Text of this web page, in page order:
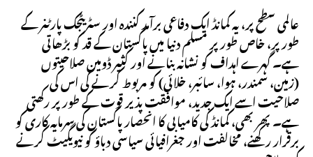
عالمی سطح پر، یہ کمانڈ ایک دفاعی برآمد کنندہ اور سٹریٹجک پارٹنر کے
طور پر، خاص طور پر مسلم دنیا میں پاکستان کے قد کو بڑھاتی
ہے۔ گہرے اہداف کو نشانہ بنانے اور کثیر ڈومین صلاحیتوں
(زمین، سمندر، ہوا، سائبر، خلائی) کو مربوط کرنے کی اس کی
صلاحیت اسے ایک جدید، موافقت پذیر قوت کے طور پر رکھتی
ہے۔ پھر بھی، کمانڈ کی کامیابی کا انحصار پاکستان کی سرمایہ کاری کو
برقرار رکھنے، مخالفت اور جغرافیائی سیاسی دباؤ کو نیویگیٹ کرنے